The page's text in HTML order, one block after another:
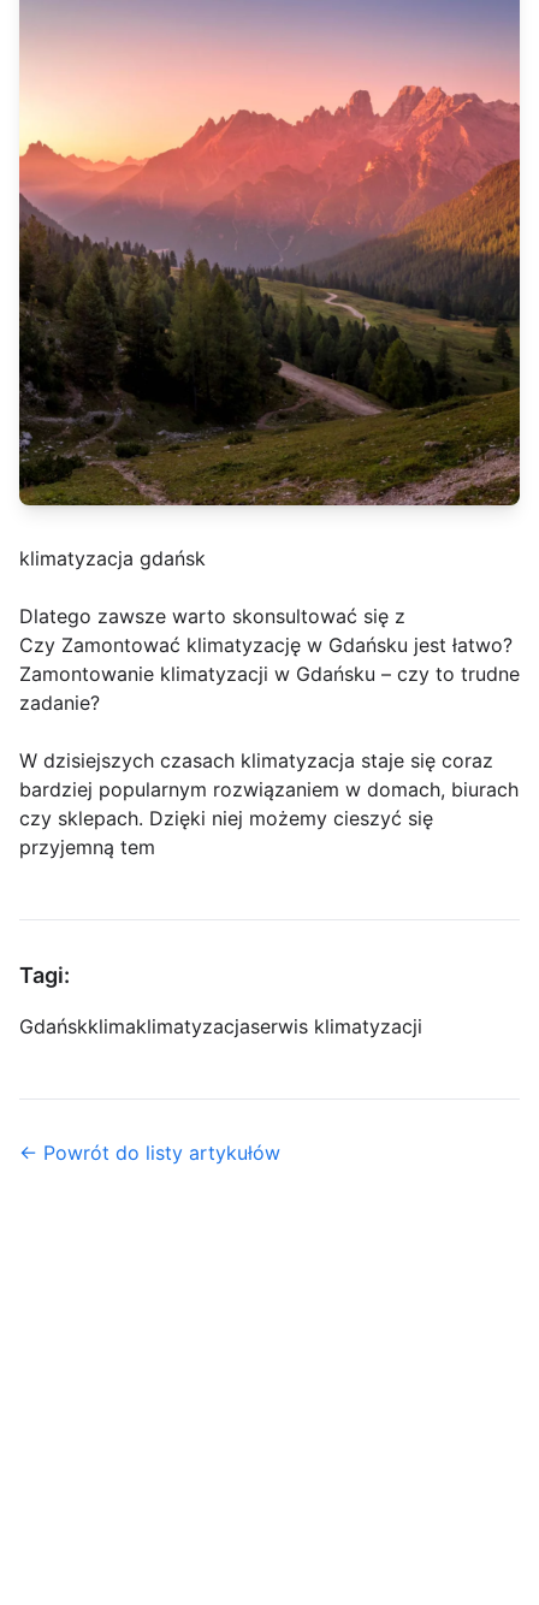
klimatyzacja gdańsk
Dlatego zawsze warto skonsultować się z
Czy Zamontować klimatyzację w Gdańsku jest łatwo?
Zamontowanie klimatyzacji w Gdańsku – czy to trudne
zadanie?
W dzisiejszych czasach klimatyzacja staje się coraz
bardziej popularnym rozwiązaniem w domach, biurach
czy sklepach. Dzięki niej możemy cieszyć się
przyjemną tem
Tagi:
Gdańskklimaklimatyzacjaserwis klimatyzacji
← Powrót do listy artykułów